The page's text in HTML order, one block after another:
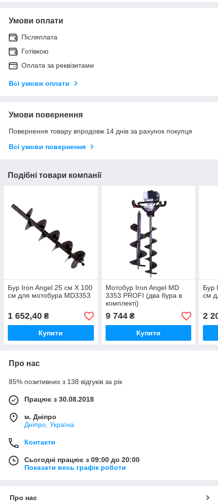
Умови оплати
Післяплата
Готівкою
Оплата за реквізитами
Всі умови оплати
Умови повернення
Повернення товару впродовж 14 днів за рахунок покупця
Всі умови повернення
Подібні товари компанії
Бур Iron Angel 25 см Х 100
см для мотобура MD3353
1 652,40 ₴
Купити
Мотобур Iron Angel MD
3353 PROFI (два бура в
комплекті)
9 744₴
Купити
Бур
см
2
Про нас
85% позитивних з 138 відгуків за рік
Працює з 30.08.2018
м. Дніпро
Дніпро, Україна
Контакти
Сьогодні працює з 09:00 до 20:00
Показати весь графік роботи
Про нас